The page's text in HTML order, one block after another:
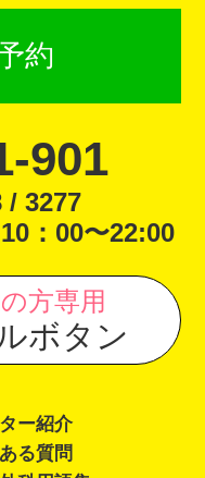
約
901
/ 3277
：00〜22:00
方専用
ボタン
ター紹介
る質問